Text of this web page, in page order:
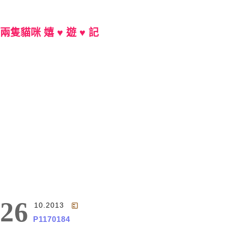
兩隻貓咪 嬉 ♥ 遊 ♥ 記
26 10.2013
P1170184